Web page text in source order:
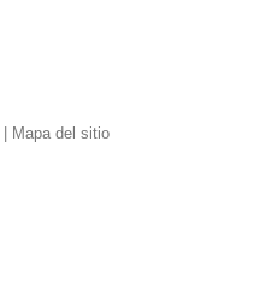
Mapa del sitio